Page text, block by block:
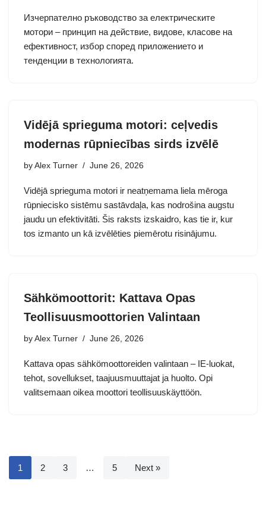
Изчерпателно ръководство за електрическите
мотори – принцип на действие, видове, класове на
ефективност, избор според приложението и
тенденции в технологията.
Vidējā sprieguma motori: ceļvedis
modernas rūpniecības sirds izvēlē
by Alex Turner June 26, 2026
Vidējā sprieguma motori ir neatņemama liela mēroga
rūpniecisko sistēmu sastāvdaļa, kas nodrošina augstu
jaudu un efektivitāti. Šis raksts izskaidro, kas tie ir, kur
tos izmanto un kā izvēlēties piemērotu risinājumu.
Sähkömoottorit: Kattava Opas
Teollisuusmoottorien Valintaan
by Alex Turner June 26, 2026
Kattava opas sähkömoottoreiden valintaan – IE-luokat,
tehot, sovellukset, taajuusmuuttajat ja huolto. Opi
valitsemaan oikea moottori teollisuuskäyttöön.
1 2 3 … 5 Next »